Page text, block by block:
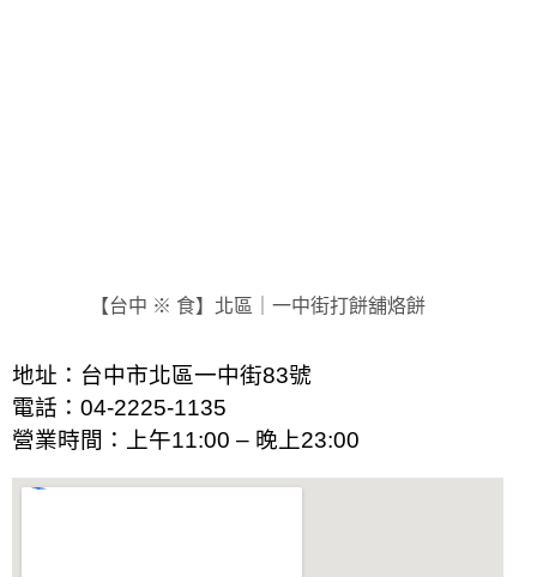
【台中 ※ 食】北區｜一中街打餅舖烙餅
地址：台中市北區一中街83號
電話： 04-2225-1135
營業時間：
上午11:00 – 晚上23:00